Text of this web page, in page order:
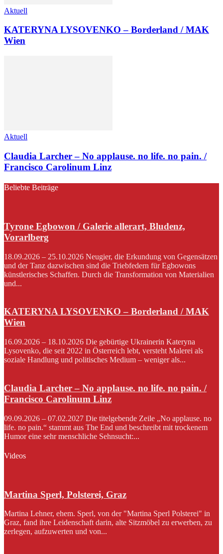
Aktuell
KATERYNA LYSOVENKO – Borderland / MAK
Wien
Aktuell
Claudia Larcher – No applause. no life. no pain. /
Francisco Carolinum Linz
Beliebte Beiträge
Tyrone Egbowon / Galerie allerart, Bludenz,
Vorarlberg
18.09.2026 – 25.10.2026 Neugier, die Erkundung von Gegensätzen
und der Tanz dazwischen sind die Triebfedern für Egbowons
künstlerisches Schaffen. Durch die Transformation von Materialien
und...
KATERYNA LYSOVENKO – Borderland / MAK
Wien
16.09.2026 – 18.10.2026 Die gebürtige Ukrainerin Kateryna
Lysovenko, die seit 2022 in Österreich lebt, versteht Malerei als
soziale Handlung und politisches Medium – weniger als...
Claudia Larcher – No applause. no life. no pain. /
Francisco Carolinum Linz
09.09.2026 – 07.02.2027 Die titelgebende Zeile „No applause. no
life. no pain.“ stammt aus The End und beschreibt mit trockenem
Humor eine sehr menschliche Sehnsucht:...
Videos
Martina Sperl, Polsterei, Graz
Martina Lehner, ehem. Sperl, von der "Martina Sperl Polsterei" in
Graz, fand ihre Leidenschaft darin, alte Sitzmöbel zu erwerben, zu
zerlegen, aufzuwerten und von...